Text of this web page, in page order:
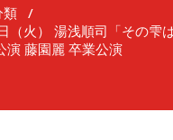
類 /
（火） 湯浅順司「その雫
演 藤園麗 卒業公演